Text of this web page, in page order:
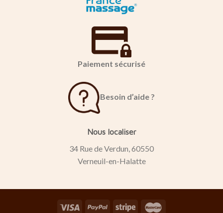
Paiement sécurisé
Besoin d’aide ?
Nous localiser
34 Rue de Verdun, 60550
Verneuil-en-Halatte